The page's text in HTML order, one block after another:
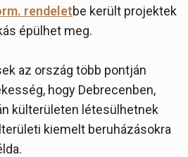
rendeletbe került projektek
épülhet meg.
az ország több pontján
hogy Debrecenben,
külterületen létesülhetnek
kiemelt beruházásokra